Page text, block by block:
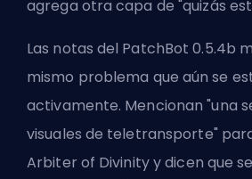
agrega otra capa de "quizás
Las notas del PatchBot 0.5.4b
mismo problema que aún se
activamente. Mencionan "una
visuales de teletransporte"
Arbiter of Divinity y dicen que